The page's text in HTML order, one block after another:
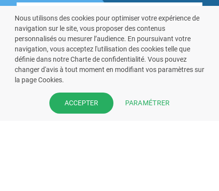
VOUS ÊTES PHARMACIEN ?
Prenez la main sur votre fiche
pharmacie et offrez à vos patient
l’application mobile de votre
Nous utilisons des cookies pour optimiser votre expérience de
navigation sur le site, vous proposer des contenus
personnalisés ou mesurer l’audience. En poursuivant votre
navigation, vous acceptez l'utilisation des cookies telle que
définie dans notre Charte de confidentialité. Vous pouvez
changer d'avis à tout moment en modifiant vos paramètres sur
la page Cookies.
ACCEPTER PARAMÉTRER